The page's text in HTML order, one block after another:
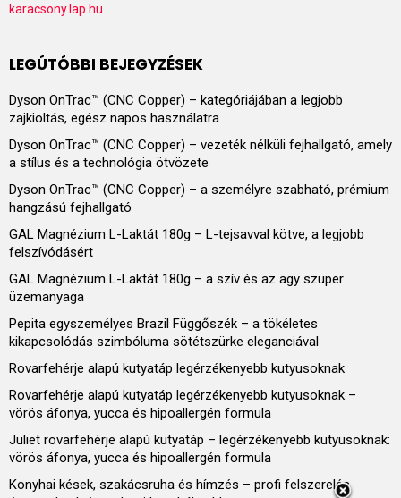
karacsony.lap.hu
LEGÚTÓBBI BEJEGYZÉSEK
Dyson OnTrac™ (CNC Copper) – kategóriájában a legjobb
zajkioltás, egész napos használatra
Dyson OnTrac™ (CNC Copper) – vezeték nélküli fejhallgató, amely
a stílus és a technológia ötvözete
Dyson OnTrac™ (CNC Copper) – a személyre szabható, prémium
hangzású fejhallgató
GAL Magnézium L-Laktát 180g – L-tejsavval kötve, a legjobb
felszívódásért
GAL Magnézium L-Laktát 180g – a szív és az agy szuper
üzemanyaga
Pepita egyszemélyes Brazil Függőszék – a tökéletes
kikapcsolódás szimbóluma sötétszürke eleganciával
Rovarfehérje alapú kutyatáp legérzékenyebb kutyusoknak
Rovarfehérje alapú kutyatáp legérzékenyebb kutyusoknak –
vörös áfonya, yucca és hipoallergén formula
Juliet rovarfehérje alapú kutyatáp – legérzékenyebb kutyusoknak:
vörös áfonya, yucca és hipoallergén formula
Konyhai kések, szakácsruha és hímzés – profi felszerelés